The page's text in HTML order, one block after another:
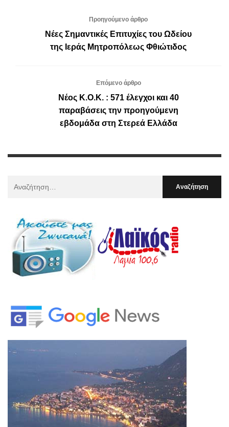
Προηγούμενο άρθρο
Νέες Σημαντικές Επιτυχίες του Ωδείου
της Ιεράς Μητροπόλεως Φθιώτιδος
Επόμενο άρθρο
Νέος Κ.Ο.Κ. : 571 έλεγχοι και 40
παραβάσεις την προηγούμενη
εβδομάδα στη Στερεά Ελλάδα